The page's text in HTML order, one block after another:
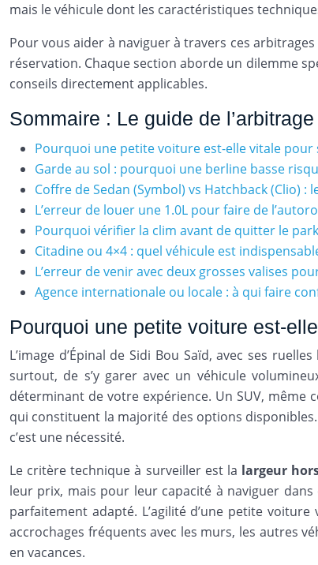
mais le véhicule dont les caractéristiques
Pour vous aider à naviguer à travers ces
réservation. Chaque section aborde un dilemme
conseils directement applicables.
Sommaire : Le guide de
Pourquoi une petite voiture est-elle vitale pour
Garde au sol : pourquoi une berline basse
Coffre de Sedan (Symbol) vs Hatchback (Clio) :
L’erreur de louer une 1.0L pour faire de
Pourquoi vérifier la clim avant de quitter le
Citadine ou 4×4 : quel véhicule est
L’erreur de venir avec deux grosses valises
Agence internationale ou locale : à qui faire
Pourquoi une petite voiture est-
L’image d’Épinal de Sidi Bou Saïd, avec ses
surtout, de s’y garer avec un véhicule
déterminant de votre expérience. Un SUV,
qui constituent la majorité des options
c’est une nécessité.
Le critère technique à surveiller est la largeur
leur prix, mais pour leur capacité à naviguer
parfaitement adapté. L’agilité d’une petite
accrochages fréquents avec les murs, les autres
en vacances.